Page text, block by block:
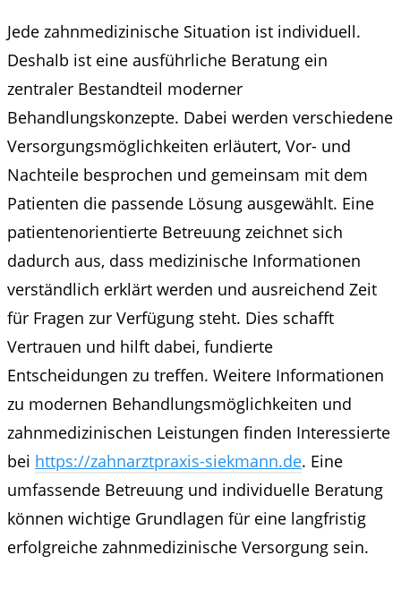
Jede zahnmedizinische Situation ist individuell.
Deshalb ist eine ausführliche Beratung ein
zentraler Bestandteil moderner
Behandlungskonzepte. Dabei werden verschiedene
Versorgungsmöglichkeiten erläutert, Vor- und
Nachteile besprochen und gemeinsam mit dem
Patienten die passende Lösung ausgewählt. Eine
patientenorientierte Betreuung zeichnet sich
dadurch aus, dass medizinische Informationen
verständlich erklärt werden und ausreichend Zeit
für Fragen zur Verfügung steht. Dies schafft
Vertrauen und hilft dabei, fundierte
Entscheidungen zu treffen. Weitere Informationen
zu modernen Behandlungsmöglichkeiten und
zahnmedizinischen Leistungen finden Interessierte
bei https://zahnarztpraxis-siekmann.de. Eine
umfassende Betreuung und individuelle Beratung
können wichtige Grundlagen für eine langfristig
erfolgreiche zahnmedizinische Versorgung sein.